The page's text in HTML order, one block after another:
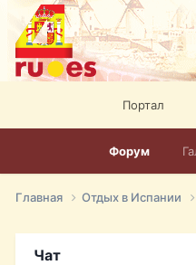
Портал
Форум
Главная Отдых в Испании
Чат
elevision-in-spain.html
David16
Книги
David16
Подскажите
Если Вы попали в